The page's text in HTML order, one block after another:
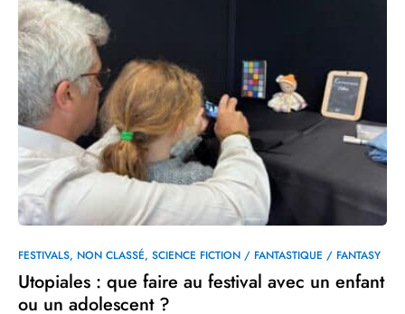
FESTIVALS NON CLASSÉ SCIENCE FICTION / FANTASTIQUE / FANTASY
Utopiales : que faire au festival avec un enfant
ou un adolescent ?